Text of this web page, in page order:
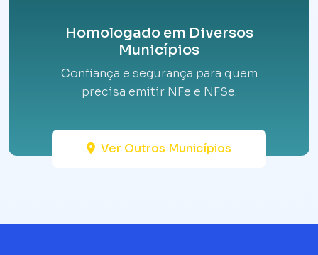
Homologado em Diversos
Municípios
Confiança e segurança para quem
precisa emitir NFe e NFSe.
Ver Outros Municípios